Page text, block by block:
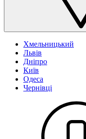
Хмельницький
Львів
Дніпро
Київ
Одеса
Чернівці